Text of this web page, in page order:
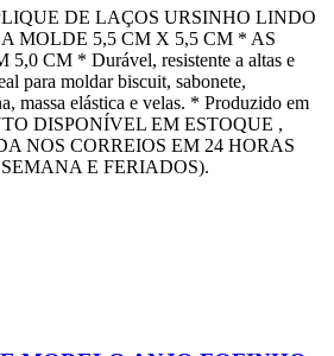
DE LAÇOS URSINHO LINDO
MOLDE 5,5 CM X 5,5 CM * AS
CM * Durável, resistente a altas e
para moldar biscuit, sabonete,
massa elástica e velas. * Produzido em
DISPONÍVEL EM ESTOQUE ,
NOS CORREIOS EM 24 HORAS
E FERIADOS).